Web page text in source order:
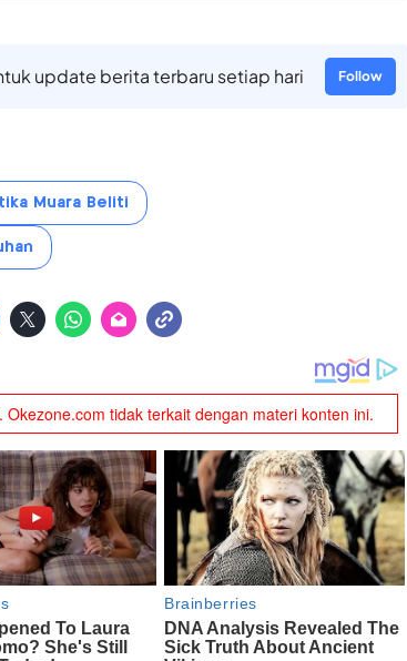
update berita terbaru setiap hari Follow
Muara Beliti